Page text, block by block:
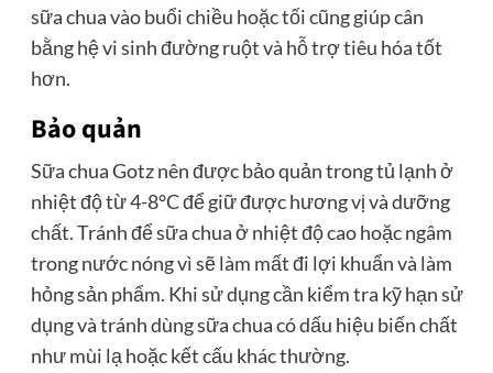
sữa chua vào buổi chiều hoặc tối cũng giúp cân
bằng hệ vi sinh đường ruột và hỗ trợ tiêu hóa tốt
hơn.
Bảo quản
Sữa chua Gotz nên được bảo quản trong tủ lạnh ở
nhiệt độ từ 4-8°C để giữ được hương vị và dưỡng
chất. Tránh để sữa chua ở nhiệt độ cao hoặc ngâm
trong nước nóng vì sẽ làm mất đi lợi khuẩn và làm
hỏng sản phẩm. Khi sử dụng cần kiểm tra kỹ hạn sử
dụng và tránh dùng sữa chua có dấu hiệu biến chất
như mùi lạ hoặc kết cấu khác thường.